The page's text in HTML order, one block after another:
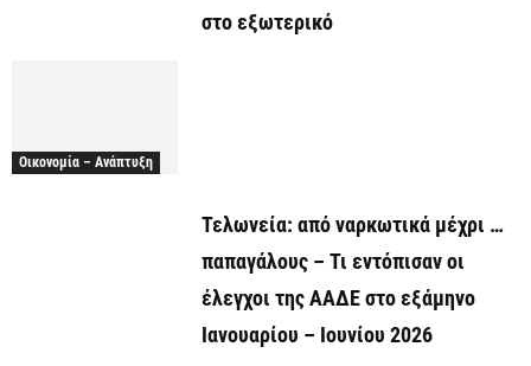
στο εξωτερικό
Οικονομία – Ανάπτυξη
Τελωνεία: από ναρκωτικά μέχρι …
παπαγάλους – Τι εντόπισαν οι
έλεγχοι της ΑΑΔΕ στο εξάμηνο
Ιανουαρίου – Ιουνίου 2026